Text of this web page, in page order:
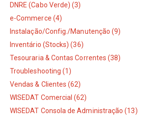
DNRE (Cabo Verde) (3)
e-Commerce (4)
Instalação/Config./Manutenção (9)
Inventário (Stocks) (36)
Tesouraria & Contas Correntes (38)
Troubleshooting (1)
Vendas & Clientes (62)
WISEDAT Comercial (62)
WISEDAT Consola de Administração (13)